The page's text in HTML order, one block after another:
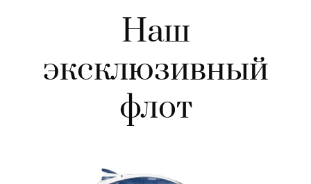
Наш
эксклюзивный
флот